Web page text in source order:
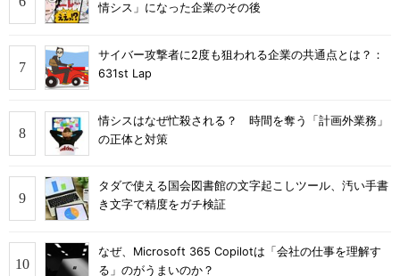
情シス」になった企業のその後
サイバー攻撃者に2度も狙われる企業の共通点とは？：
631st Lap
情シスはなぜ忙殺される？ 時間を奪う「計画外業務」
の正体と対策
タダで使える国会図書館の文字起こしツール、汚い手書
き文字で精度をガチ検証
なぜ、Microsoft 365 Copilotは「会社の仕事を理解す
る」のがうまいのか？